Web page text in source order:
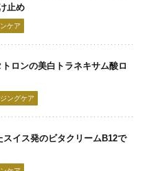
止め
ケア
ロンの美白トラネキサム酸ロ
ングケア
イス発のビタクリームB12で